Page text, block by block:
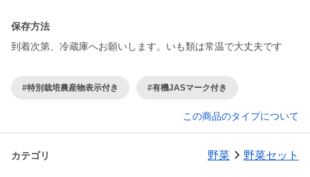
保存方法
到着次第、冷蔵庫へお願いします。いも類は常温で大丈夫です
#特別栽培農産物表示付き #有機JASマーク付き
この商品のタイプについて
カテゴリ 野菜 野菜セット